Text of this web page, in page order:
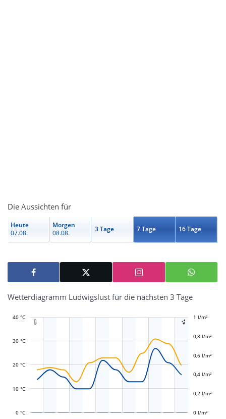
Die Aussichten für
Heute
07.08.
Morgen
08.08.
3 Tage 7 Tage 16 Tage
Wetterdiagramm Ludwigslust für die nächsten 3 Tage
 
0 °C
10 °C
20 °C
40 °C
30 °C
-0,4 l/m²
-0,2 l/m²
0 l/m²
0,2 l/m²
0,4 l/m²
0,6 l/m²
0,8 l/m²
1 l/m²
1,2 l/m²